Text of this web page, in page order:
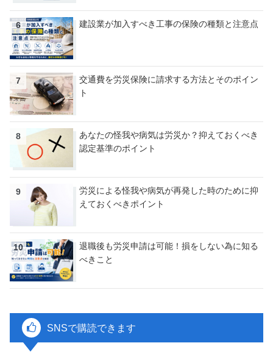
建設業が加入すべき工事の保険の種類と注意点
交通費を労災保険に請求する方法とそのポイン
ト
あなたの怪我や病気は労災か？抑えておくべき
認定基準のポイント
労災による怪我や病気が再発した時のために抑
えておくべきポイント
退職後も労災申請は可能！損をしない為に知る
べきこと
SNSで購読できます